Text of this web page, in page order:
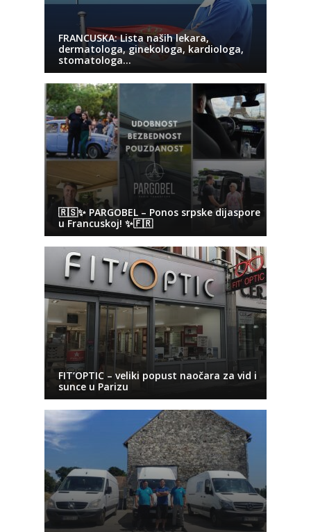
FRANCUSKA: Lista naših lekara,
dermatologa, ginekologa, kardiologa,
stomatologa…
🇷🇸✨ PARGOBEL – Ponos srpske dijaspore
u Francuskoj! ✨🇫🇷
FIT’OPTIC – veliki popust naočara za vid i
sunce u Parizu